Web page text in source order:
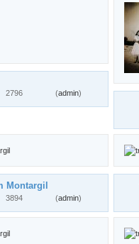
2796 (admin)
Montargil
3894 (admin)